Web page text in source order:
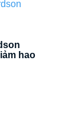
hao